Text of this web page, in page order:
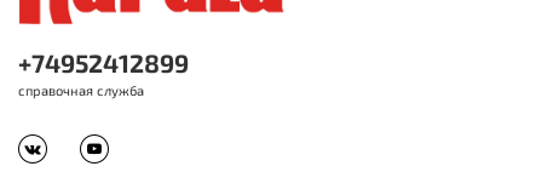
+74952412899
справочная служба